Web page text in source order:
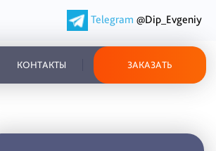
Telegram @Dip_Evgeniy
КОНТАКТЫ ЗАКАЗАТЬ